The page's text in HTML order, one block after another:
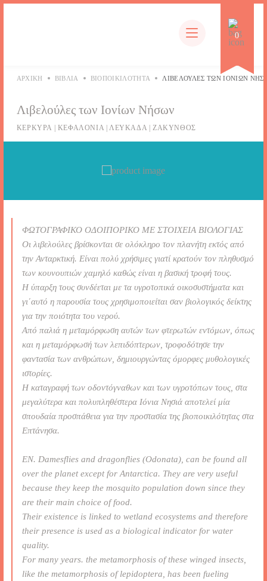
0
ΑΡΧΙΚΉ ΒΙΒΛΊΑ ΒΙΟΠΟΙΚΙΛΌΤΗΤΑ ΛΙΒΕΛΟΎΛΕΣ ΤΩΝ ΙΟΝΊΩΝ
Λιβελούλες των Ιονίων Νήσων
ΚΕΡΚΥΡΑ | ΚΕΦΑΛΟΝΙΑ | ΛΕΥΚΑΔΑ | ΖΑΚΥΝΘΟΣ
ΦΩΤΟΓΡΑΦΙΚΟ ΟΔΟΙΠΟΡΙΚΟ ΜΕ ΣΤΟΙΧΕΙΑ ΒΙΟΛΟΓΙΑΣ
Οι λιβελούλες βρίσκονται σε ολόκληρο τον πλανήτη εκτός από
την Ανταρκτική. Είναι πολύ χρήσιμες γιατί κρατούν τον πληθυσμό
των κουνουπιών χαμηλό καθώς είναι η βασική τροφή τους.
Η ύπαρξη τους συνδέεται με τα υγροτοπικά οικοσυστήματα και
γι΄αυτό η παρουσία τους χρησιμοποιείται σαν βιολογικός δείκτης
για την ποιότητα του νερού.
Από παλιά η μεταμόρφωση αυτών των φτερωτών εντόμων, όπως
και η μεταμόρφωσή των λεπιδόπτερων, τροφοδότησε την
φαντασία των ανθρώπων, δημιουργώντας όμορφες μυθολογικές
ιστορίες.
Η καταγραφή των οδοντόγναθων και των υγροτόπων τους, στα
μεγαλύτερα και πολυπληθέστερα Ιόνια Νησιά αποτελεί μία
σπουδαία προσπάθεια για την προστασία της βιοποικιλότητας στα
Επτάνησα.
ΕΝ. Damesflies and dragonflies (Odonata), can be found all
over the planet except for Antarctica. They are very useful
because they keep the mosquito population down since they
are their main choice of food.
Their existence is linked to wetland ecosystems and therefore
their presence is used as a biological indicator for water
quality.
For many years. the metamorphosis of these winged insects,
like the metamorphosis of lepidoptera, has been fueling